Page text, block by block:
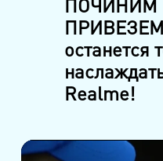
ПОЧИНИМ
останется
Realme!